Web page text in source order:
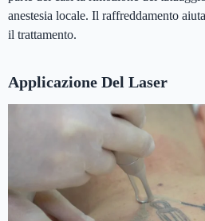
anestesia locale. Il raffreddamento
il trattamento.
Applicazione Del Laser